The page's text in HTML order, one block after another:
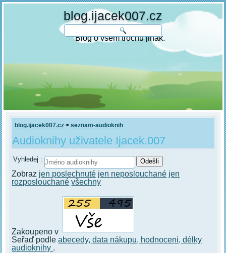
blog.ijacek007.cz
Blog o všem trochu jinak.
blog.ijacek007.cz >seznam-audioknih
Audioknihy uživatele Ijacek.007
Vyhledej :
Zobraz jen poslechnuté jen neposlouchané jen
rozposlouchané všechny
Zakoupeno v
Seřaď podleabecedy,data nákupu, hodnoceni,délky
audioknihy .